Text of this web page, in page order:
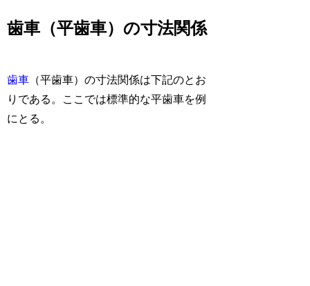
歯車（平歯車）の寸法関係
歯車 （平歯車）の寸法関係は下記のとお
りである。ここでは標準的な平歯車を例
にとる。